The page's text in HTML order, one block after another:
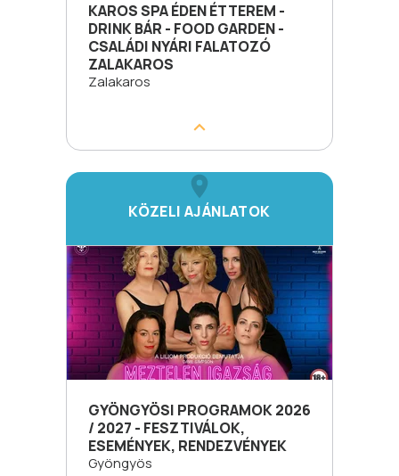
KAROS SPA ÉDEN ÉTTEREM -
DRINK BÁR - FOOD GARDEN -
CSALÁDI NYÁRI FALATOZÓ
ZALAKAROS
Zalakaros
KÖZELI AJÁNLATOK
GYÖNGYÖSI PROGRAMOK 2026
/ 2027 - FESZTIVÁLOK,
ESEMÉNYEK, RENDEZVÉNYEK
Gyöngyös